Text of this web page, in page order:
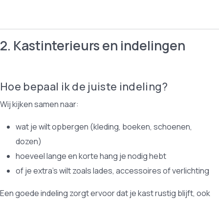
2. Kastinterieurs en indelingen
Hoe bepaal ik de juiste indeling?
Wij kijken samen naar:
wat je wilt opbergen (kleding, boeken, schoenen,
dozen)
hoeveel lange en korte hang je nodig hebt
of je extra’s wilt zoals lades, accessoires of verlichting
Een goede indeling zorgt ervoor dat je kast rustig blijft, ook